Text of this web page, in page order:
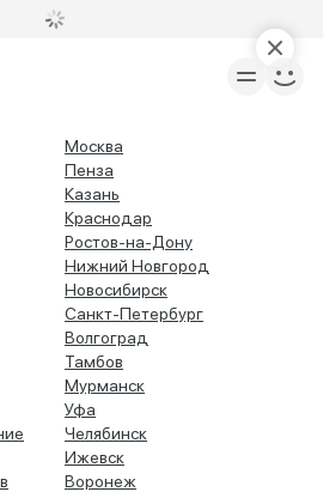
Москва
Пенза
Казань
Краснодар
Ростов-на-Дону
Нижний Новгород
Новосибирск
Санкт-Петербург
Волгоград
Тамбов
Мурманск
Уфа
Челябинск
Ижевск
Воронеж